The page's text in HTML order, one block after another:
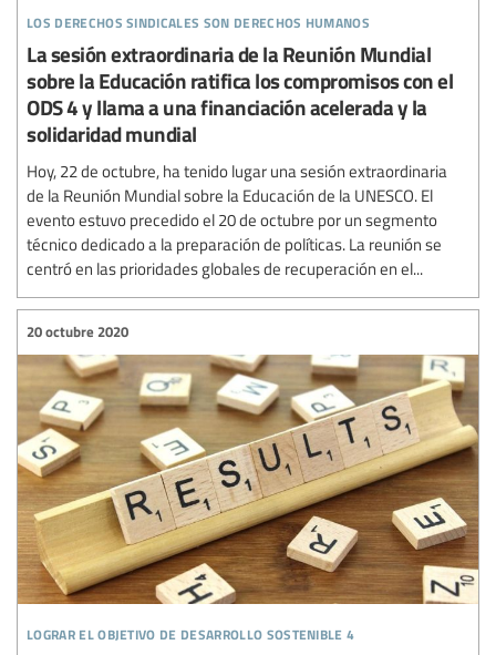
los derechos sindicales son derechos humanos
La sesión extraordinaria de la Reunión Mundial
sobre la Educación ratifica los compromisos con el
ODS 4 y llama a una financiación acelerada y la
solidaridad mundial
Hoy, 22 de octubre, ha tenido lugar una sesión extraordinaria
de la Reunión Mundial sobre la Educación de la UNESCO. El
evento estuvo precedido el 20 de octubre por un segmento
técnico dedicado a la preparación de políticas. La reunión se
centró en las prioridades globales de recuperación en el...
lograr el objetivo de desarrollo sostenible 4
20 octubre 2020